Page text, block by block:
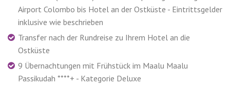
Airport Colombo bis Hotel an der Ostküste - Eintrittsgelder
inklusive wie beschrieben
Transfer nach der Rundreise zu Ihrem Hotel an die
Ostküste
9 Übernachtungen mit Frühstück im Maalu Maalu
Passikudah ****+ - Kategorie Deluxe